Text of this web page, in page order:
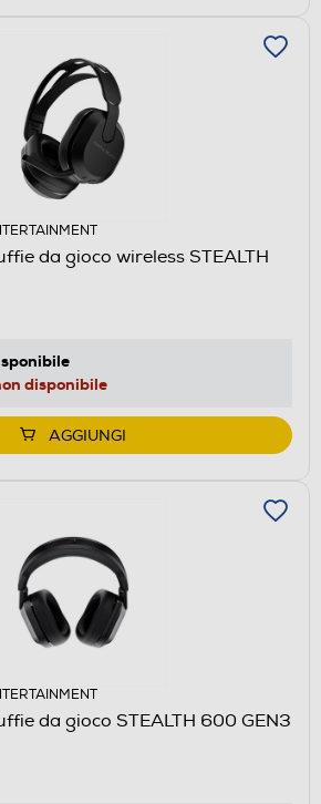
da gioco wireless STEALTH
disponibile
AGGIUNGI
da gioco STEALTH 600 GEN3